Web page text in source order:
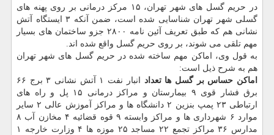
در حریم گسل های شهر تهران، ۱۵ مركز درمانی بر روی پهنه های
گسلی شهر تهران شناسایی شده است، ضمن آنكه ۳ ایستگاه آتش
نشانی هم كه طبق تعریف آئین نامه ۲۸۰۰ جزو ساختمان های بسیار
مهم تلقی می شوند، بر روی حریم گسل واقع شده اند.
به قول وی، اماكن مهم ساخته شده در حریم گسل های شهر تهران
هم به شرح ذیل است:
اماكن حساس بر گسل ها تعداد
انبار نفت ۱ آتش نشانی ۳ برج ۶۶
برق فشار قوی ۹ بیمارستان و مراكز درمانی ۱۵ پل و راه های
ارتباطی ۲۳ پمپ بنزین ۲ دانشگاه ها و مراكز آموزش عالی ۲ سایر
موارد ۶ شهرداری ها و مراكز وابسته ۹ قوه قضائیه ۴ مخازن آب ۸
مدارس ۳۶ مراكز تجمع ۲۲ مساجد ۲۵ موزه ها ۴ وزارت خارجه ۱